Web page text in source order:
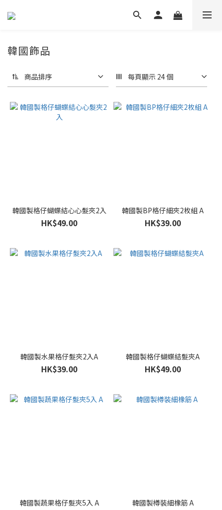
韓國飾品
商品排序 每頁顯示 24 個
韓國製格仔蝴蝶結心心髮夾2入
HK$49.00
韓國製BP格仔細夾2枚組 A
HK$39.00
韓國製水果格仔髮夾2入A
HK$39.00
韓國製格仔蝴蝶結髮夾A
HK$49.00
韓國製蔬果格仔髮夾5入 A 韓國製樽裝細橡筋 A